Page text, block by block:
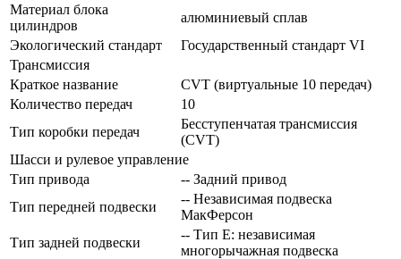
Материал блока
цилиндров
алюминиевый сплав
Экологический стандарт
Государственный стандарт VI
Трансмиссия
Краткое название
CVT (виртуальные 10 передач)
Количество передач
10
Тип коробки передач
Бесступенчатая трансмиссия
(CVT)
Шасси и рулевое управление
Тип привода
-- Задний привод
Тип передней подвески
-- Независимая подвеска
МакФерсон
Тип задней подвески
-- Тип E: независимая
многорычажная подвеска